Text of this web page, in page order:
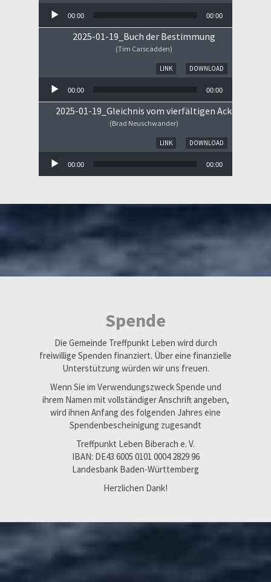
00:00 00:00
2025-01-19_Buch der Bestimmung
(Tim Carscadden)
DOWNLOAD
LINK
00:00 00:00
2025-01-19_Gleichnis vom vierfältigen Ackerboden
(Brad Neuschwander)
DOWNLOAD
LINK
00:00 00:00
Spende
Die Gemeinde Treffpunkt Leben wird durch
freiwillige Spenden finanziert. Über eine finanzielle
Unterstützung würden wir uns freuen.
Wenn Sie im Verwendungszweck Spende und
ihrem Namen mit vollständiger Anschrift angeben,
wird ihnen Anfang des folgenden Jahres eine
Spendenbescheinigung zugesandt
Treffpunkt Leben Biberach e. V.
IBAN: DE43 6005 0101 0004 2829 96
Landesbank Baden-Württemberg
Herzlichen Dank!